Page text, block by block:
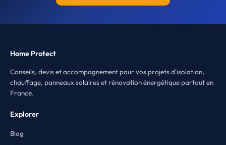
Home Protect
Conseils, devis et accompagnement pour vos projets d'isolation,
chauffage, panneaux solaires et rénovation énergétique partout en
France.
Explorer
Blog